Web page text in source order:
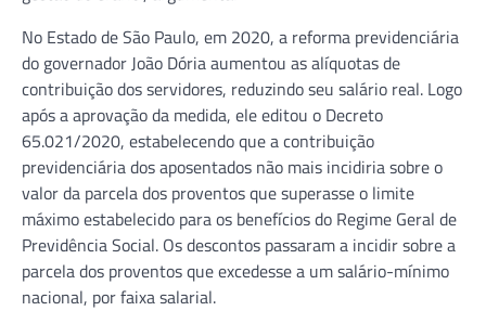
No Estado de São Paulo, em 2020, a reforma previdenciária
do governador João Dória aumentou as alíquotas de
contribuição dos servidores, reduzindo seu salário real. Logo
após a aprovação da medida, ele editou o Decreto
65.021/2020, estabelecendo que a contribuição
previdenciária dos aposentados não mais incidiria sobre o
valor da parcela dos proventos que superasse o limite
máximo estabelecido para os benefícios do Regime Geral de
Previdência Social. Os descontos passaram a incidir sobre a
parcela dos proventos que excedesse a um salário-mínimo
nacional, por faixa salarial.